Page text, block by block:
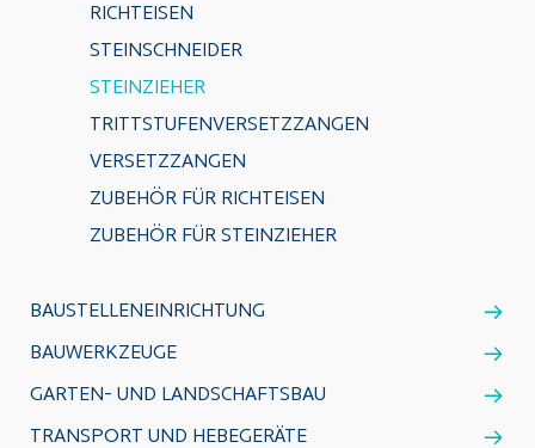
RICHTEISEN
STEINSCHNEIDER
STEINZIEHER
TRITTSTUFENVERSETZZANGEN
VERSETZZANGEN
ZUBEHÖR FÜR RICHTEISEN
ZUBEHÖR FÜR STEINZIEHER
BAUSTELLENEINRICHTUNG
BAUWERKZEUGE
GARTEN- UND LANDSCHAFTSBAU
TRANSPORT UND HEBEGERÄTE